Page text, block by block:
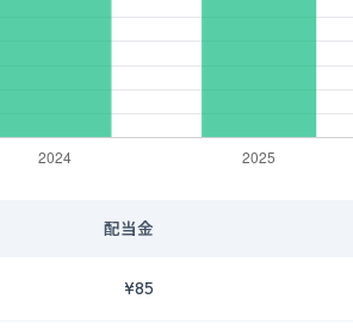
配当金
¥85